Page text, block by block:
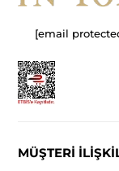
[email
MÜŞTERİ